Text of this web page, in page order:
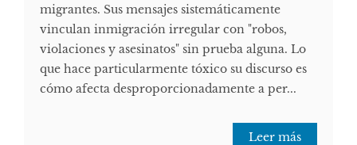
migrantes. Sus mensajes sistemáticamente
vinculan inmigración irregular con "robos,
violaciones y asesinatos" sin prueba alguna. Lo
que hace particularmente tóxico su discurso es
cómo afecta desproporcionadamente a per...
Leer más